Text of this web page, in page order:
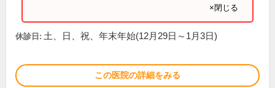
×閉じる
休診日: 土、日、祝、年末年始(12月29日～1月3日)
この医院の詳細をみる